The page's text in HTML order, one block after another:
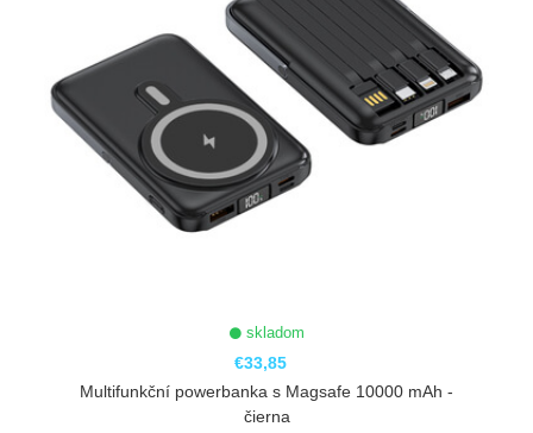
skladom
€33,85
Multifunkční powerbanka s Magsafe 10000 mAh -
čierna